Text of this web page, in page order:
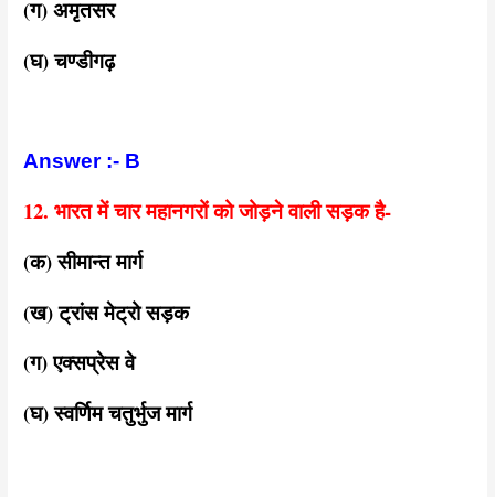
(ग) अमृतसर
(घ) चण्डीगढ़
Answer :- B
12. भारत में चार महानगरों को जोड़ने वाली सड़क है-
(क) सीमान्त मार्ग
(ख) ट्रांस मेट्रो सड़क
(ग) एक्सप्रेस वे
(घ) स्वर्णिम चतुर्भुज मार्ग